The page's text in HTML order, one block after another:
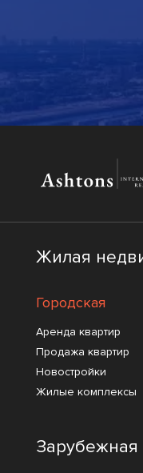
Жилая
Городская
Аренда квартир
Продажа квартир
Новостройки
Жилые комплексы